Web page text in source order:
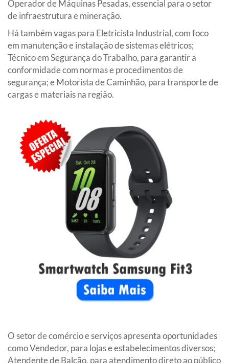
Operador de Máquinas Pesadas, essencial para o setor
de infraestrutura e mineração.
Há também vagas para Eletricista Industrial, com foco
em manutenção e instalação de sistemas elétricos;
Técnico em Segurança do Trabalho, para garantir a
conformidade com normas e procedimentos de
segurança; e Motorista de Caminhão, para transporte de
cargas e materiais na região.
O setor de comércio e serviços apresenta oportunidades
como Vendedor, para lojas e estabelecimentos diversos;
Atendente de Balcão, para atendimento direto ao público